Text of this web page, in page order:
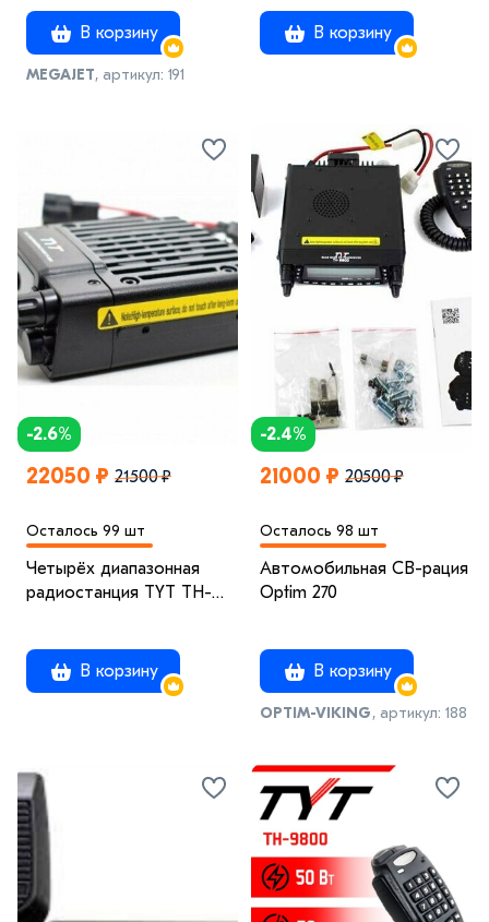
В корзину
MEGAJET, артикул: 191
В корзину
-2.6%
22050 ₽ 21500 ₽
Осталось 99 шт
Четырёх диапазонная
радиостанция TYT TH-
В корзину
-2.4%
21000 ₽ 20500 ₽
Осталось 98 шт
Автомобильная CB-рация
Optim 270
В корзину
OPTIM-VIKING, артикул: 188